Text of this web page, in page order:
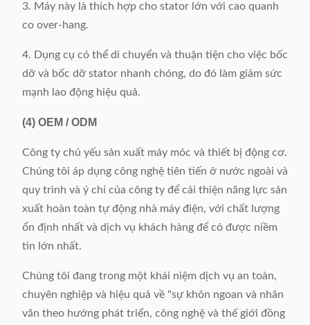
3. Máy này là thích hợp cho stator lớn với cao quanh
co over-hang.
4. Dụng cụ có thể di chuyển và thuận tiện cho việc bốc
dỡ và bốc dỡ stator nhanh chóng, do đó làm giảm sức
mạnh lao động hiệu quả.
(4) OEM / ODM
Công ty chủ yếu sản xuất máy móc và thiết bị động cơ.
Chúng tôi áp dụng công nghệ tiên tiến ở nước ngoài và
quy trình và ý chí của công ty để cải thiện năng lực sản
xuất hoàn toàn tự động nhà máy điện, với chất lượng
ổn định nhất và dịch vụ khách hàng để có được niềm
tin lớn nhất.
Chúng tôi đang trong một khái niệm dịch vụ an toàn,
chuyên nghiệp và hiệu quả về "sự khôn ngoan và nhân
văn theo hướng phát triển, công nghệ và thế giới đồng